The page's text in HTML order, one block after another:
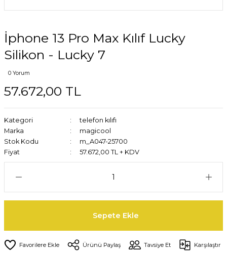
İphone 13 Pro Max Kılıf Lucky
Silikon - Lucky 7
0 Yorum
57.672,00 TL
Kategori
telefon kılıfı
Marka
magicool
Stok Kodu
m_A047-25700
Fiyat
57.672,00 TL + KDV
Sepete Ekle
Ürünü Paylaş Tavsiye Et Karşılaştır